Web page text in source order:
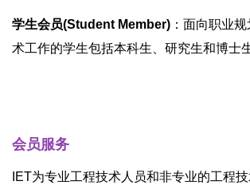
学生会员(Student Member) ：面向职业
术工作的学生包括本科生、研究生和博士生
会员服务
IET为专业工程技术人员和非专业的工程